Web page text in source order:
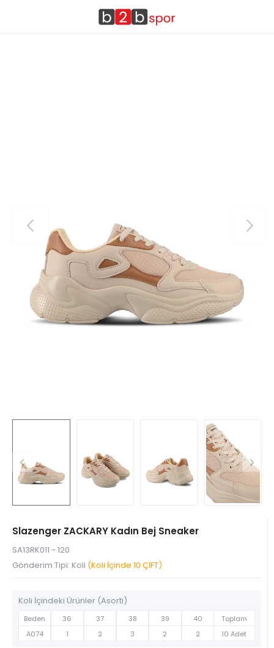
Slazenger ZACKARY Kadın Bej Sneaker
SA13RK011 - 120
Gönderim Tipi: Koli (Koli İçinde 10 ÇİFT)
Koli İçindeki Ürünler (Asorti)
Beden 36 37 38 39 40
Toplam
A074
1 2 3 2 2 10 Adet